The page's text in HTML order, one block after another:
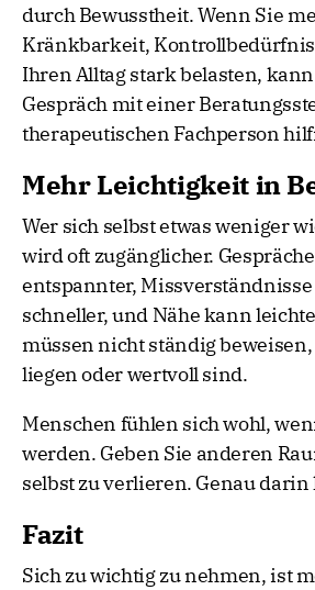
durch Bewusstheit. Wenn Sie
Kränkbarkeit,
Ihren Alltag stark belasten,
Gespräch mit einer
therapeutischen Fachperson
Mehr Leichtigkeit in
Wer sich selbst etwas weniger
wird oft zugänglicher.
entspannter,
schneller, und Nähe kann
müssen nicht ständig
liegen oder wertvoll sind.
Menschen fühlen sich wohl,
werden. Geben Sie anderen
selbst zu verlieren. Genau darin
Fazit
Sich zu wichtig zu nehmen, ist